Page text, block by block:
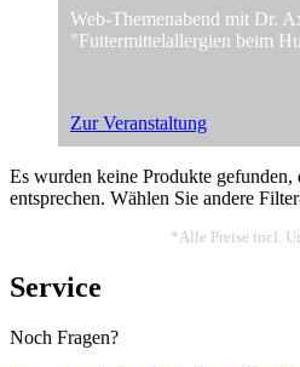
Web-Themenabend mit Dr.
"Futtermittelallergien beim
Zur Veranstaltung
Es wurden keine Produkte
entsprechen. Wählen Sie andere
*Alle Preise incl.
Service
Noch Fragen?